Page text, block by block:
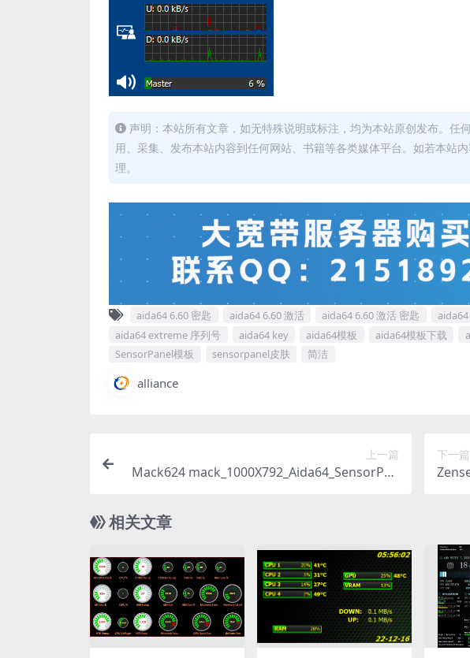
声明：本站所有文章，如无特殊说明或标注，均为本站原创发布。任
用、采集、发布本站内容到任何网站、书籍等各类媒体平台。如若本站
理。
aida64 6.60 密匙 aida64 6.60 激活 aida64 6.60 激活 密匙
aida64 extreme 序列号
aida64 key aida64模板 aida64模板下载
SensorPanel模板
sensorpanel皮肤 简洁
alliance
上一篇
Mack624 mack_1000X792_Aida64_SensorPan
下一篇
相关文章